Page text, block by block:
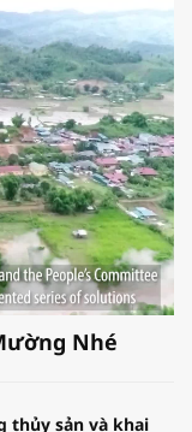
Nhé
thủy sản và khai